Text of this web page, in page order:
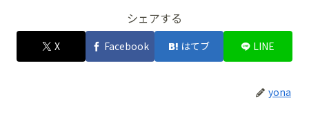
シェアする
X Facebook はてブ LINE
yona